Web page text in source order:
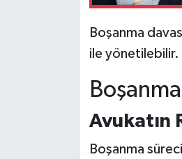
Boşanma
ile yönetilebilir.
Avukatın
Boşanma